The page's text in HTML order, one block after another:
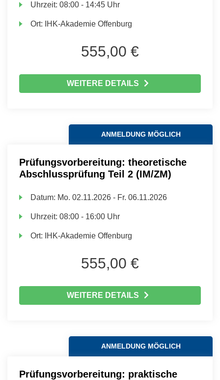
Uhrzeit:08:00 - 14:45 Uhr
Ort: IHK-Akademie Offenburg
555,00 €
WEITERE DETAILS
ANMELDUNG MÖGLICH
Prüfungsvorbereitung: theoretische
Abschlussprüfung Teil 2 (IM/ZM)
Datum: Mo. 02.11.2026 - Fr. 06.11.2026
Uhrzeit:08:00 - 16:00 Uhr
Ort: IHK-Akademie Offenburg
555,00 €
WEITERE DETAILS
ANMELDUNG MÖGLICH
Prüfungsvorbereitung: praktische